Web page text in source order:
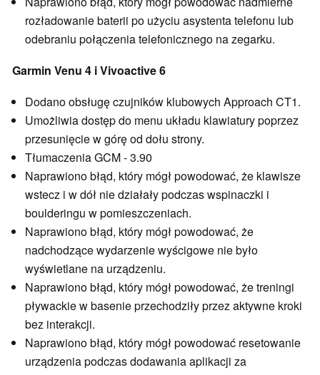
rozładowanie baterii po użyciu asystenta telefonu lub
odebraniu połączenia telefonicznego na zegarku.
Garmin Venu 4 i Vivoactive 6
Dodano obsługę czujników klubowych Approach CT1.
Umożliwia dostęp do menu układu klawiatury poprzez
przesunięcie w górę od dołu strony.
Tłumaczenia GCM - 3.90
Naprawiono błąd, który mógł powodować, że klawisze
wstecz i w dół nie działały podczas wspinaczki i
boulderingu w pomieszczeniach.
Naprawiono błąd, który mógł powodować, że
nadchodzące wydarzenie wyścigowe nie było
wyświetlane na urządzeniu.
Naprawiono błąd, który mógł powodować, że treningi
pływackie w basenie przechodziły przez aktywne kroki
bez interakcji.
Naprawiono błąd, który mógł powodować resetowanie
urządzenia podczas dodawania aplikacji za